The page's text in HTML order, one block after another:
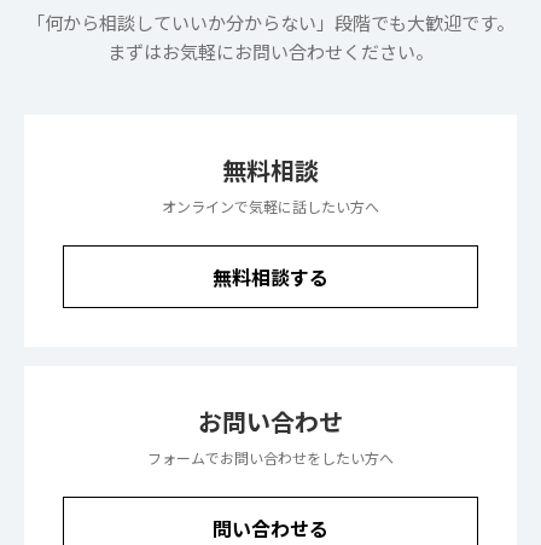
「何から相談していいか分からない」段階でも大歓迎です。
まずはお気軽にお問い合わせください。
無料相談
オンラインで気軽に話したい方へ
無料相談する
お問い合わせ
フォームでお問い合わせをしたい方へ
問い合わせる